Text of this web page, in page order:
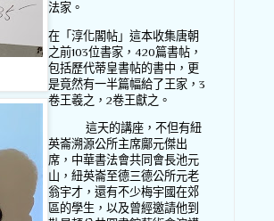
法家。
在「淳化閣帖」這本收集唐朝
之前103位書家， 420篇書帖，
包括歷代蒂皇書帖的書中，更
是竟然有一半篇幅給了王家， 3
卷王羲之， 2卷王獻之。
這天的講座，不但有紐
英崙溯源公所主席鄺元傑出
席，中華書法會共同會長池元
山，紐英崙至德三德公所元老
翁宇才，還有不少梅宇國在郊
區的學生，以及曾經邀請他到